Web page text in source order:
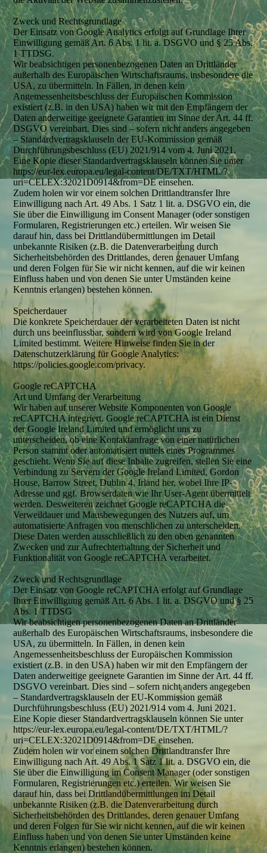
Zweck und Rechtsgrundlage
Der Einsatz von Google Analytics erfolgt auf Grundlage Ihrer
Einwilligung gemäß Art. 6 Abs. 1 lit. a. DSGVO und § 25 Abs.
1 TTDSG.
Wir beabsichtigen personenbezogenen Daten an Drittländer
außerhalb des Europäischen Wirtschaftsraums, insbesondere die
USA, zu übermitteln. In Fällen, in denen kein
Angemessenheitsbeschluss der Europäischen Kommission
existiert (z.B. in den USA) haben wir mit den Empfängern der
Daten anderweitige geeignete Garantien im Sinne der Art. 44 ff.
DSGVO vereinbart. Dies sind – sofern nicht anders angegeben
– Standardvertragsklauseln der EU-Kommission gemäß
Durchführungsbeschluss (EU) 2021/914 vom 4. Juni 2021.
Eine Kopie dieser Standardvertragsklauseln können Sie unter
https://eur-lex.europa.eu/legal-content/DE/TXT/HTML/?
uri=CELEX:32021D0914&from=DE einsehen.
Zudem holen wir vor einem solchen Drittlandtransfer Ihre
Einwilligung nach Art. 49 Abs. 1 Satz 1 lit. a. DSGVO ein, die
Sie über die Einwilligung im Consent Manager (oder sonstigen
Formularen, Registrierungen etc.) erteilen. Wir weisen Sie
darauf hin, dass bei Drittlandübermittlungen im Detail
unbekannte Risiken (z.B. die Datenverarbeitung durch
Sicherheitsbehörden des Drittlandes, deren genauer Umfang
und deren Folgen für Sie wir nicht kennen, auf die wir keinen
Einfluss haben und von denen Sie unter Umständen keine
Kenntnis erlangen) bestehen können.
Speicherdauer
Die konkrete Speicherdauer der verarbeiteten Daten ist nicht
durch uns beeinflussbar, sondern wird von Google Ireland
Limited bestimmt. Weitere Hinweise finden Sie in der
Datenschutzerklärung für Google Analytics:
https://policies.google.com/privacy.
Google reCAPTCHA
Art und Umfang der Verarbeitung
Wir haben auf unserer Website Komponenten von Google
reCAPTCHA integriert. Google reCAPTCHA ist ein Dienst
der Google Ireland Limited und ermöglicht uns zu
unterscheiden, ob eine Kontaktanfrage von einer natürlichen
Person stammt oder automatisiert mittels eines Programmes
geschieht. Wenn Sie auf diese Inhalte zugreifen, stellen Sie eine
Verbindung zu Servern der Google Ireland Limited, Gordon
House, Barrow Street, Dublin 4, Irland her, wobei Ihre IP-
Adresse und ggf. Browserdaten wie Ihr User-Agent übermittelt
werden. Desweiteren zeichnet Google reCAPTCHA die
Verweildauer und Mausbewegungen des Nutzers auf, um
automatisierte Anfragen von menschlichen zu unterscheiden.
Diese Daten werden ausschließlich zu den oben genannten
Zwecken und zur Aufrechterhaltung der Sicherheit und
Funktionalität von Google reCAPTCHA verarbeitet.
Zweck und Rechtsgrundlage
Der Einsatz von Google reCAPTCHA erfolgt auf Grundlage
Ihrer Einwilligung gemäß Art. 6 Abs. 1 lit. a. DSGVO und § 25
Abs. 1 TTDSG
Wir beabsichtigen personenbezogenen Daten an Drittländer
außerhalb des Europäischen Wirtschaftsraums, insbesondere die
USA, zu übermitteln. In Fällen, in denen kein
Angemessenheitsbeschluss der Europäischen Kommission
existiert (z.B. in den USA) haben wir mit den Empfängern der
Daten anderweitige geeignete Garantien im Sinne der Art. 44 ff.
DSGVO vereinbart. Dies sind – sofern nicht anders angegeben
– Standardvertragsklauseln der EU-Kommission gemäß
Durchführungsbeschluss (EU) 2021/914 vom 4. Juni 2021.
Eine Kopie dieser Standardvertragsklauseln können Sie unter
https://eur-lex.europa.eu/legal-content/DE/TXT/HTML/?
uri=CELEX:32021D0914&from=DE einsehen.
Zudem holen wir vor einem solchen Drittlandtransfer Ihre
Einwilligung nach Art. 49 Abs. 1 Satz 1 lit. a. DSGVO ein, die
Sie über die Einwilligung im Consent Manager (oder sonstigen
Formularen, Registrierungen etc.) erteilen. Wir weisen Sie
darauf hin, dass bei Drittlandübermittlungen im Detail
unbekannte Risiken (z.B. die Datenverarbeitung durch
Sicherheitsbehörden des Drittlandes, deren genauer Umfang
und deren Folgen für Sie wir nicht kennen, auf die wir keinen
Einfluss haben und von denen Sie unter Umständen keine
Kenntnis erlangen) bestehen können.